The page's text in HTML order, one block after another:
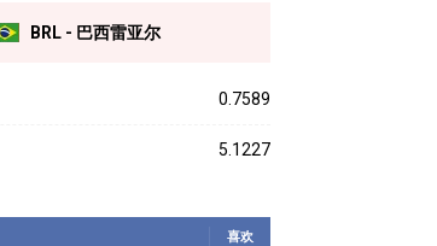
BRL - 巴西雷亚尔
0.7589
5.1227
喜欢